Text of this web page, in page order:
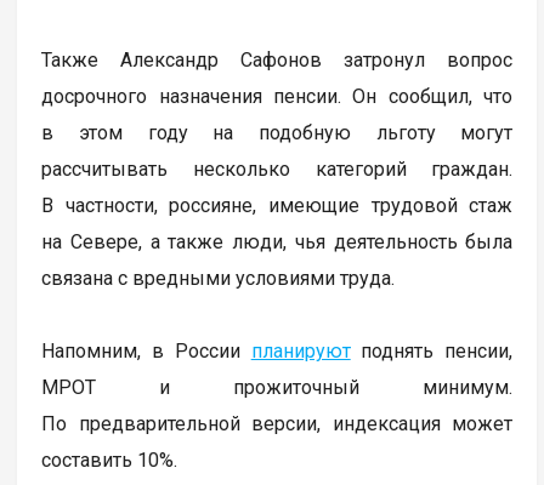
Также Александр Сафонов затронул вопрос
досрочного назначения пенсии. Он сообщил, что
в этом году на подобную льготу могут
рассчитывать несколько категорий граждан.
В частности, россияне, имеющие трудовой стаж
на Севере, а также люди, чья деятельность была
связана с вредными условиями труда.
Напомним, в России планируютподнять пенсии,
МРОТ и прожиточный минимум.
По предварительной версии, индексация может
составить 10%.